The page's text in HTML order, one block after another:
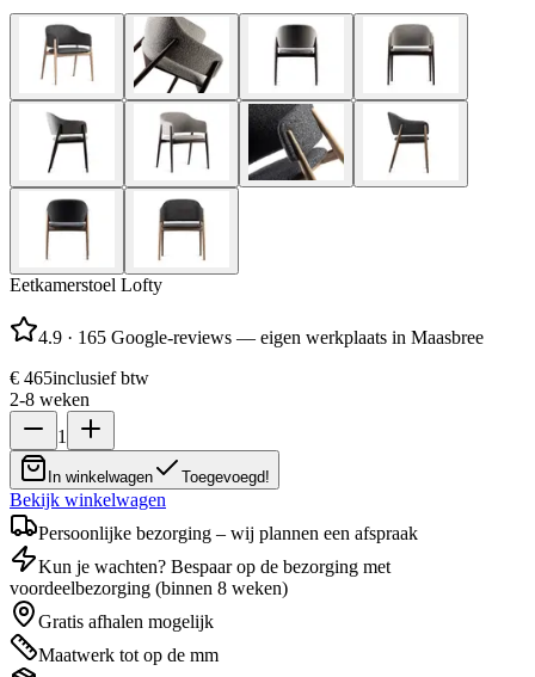
Eetkamerstoel Lofty
4.9 · 165 Google-reviews — eigen werkplaats in Maasbree
€ 465inclusief btw
2-8 weken
1
In winkelwagen Toegevoegd!
Bekijk winkelwagen
Persoonlijke bezorging – wij plannen een afspraak
Kun je wachten? Bespaar op de bezorging met
voordeelbezorging (binnen 8 weken)
Gratis afhalen mogelijk
Maatwerk tot op de mm